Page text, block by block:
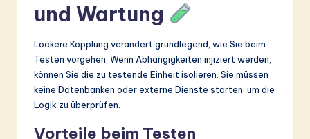
und Wartung
Lockere Kopplung verändert grundlegend, wie Sie beim
Testen vorgehen. Wenn Abhängigkeiten injiziert werden,
können Sie die zu testende Einheit isolieren. Sie müssen
keine Datenbanken oder externe Dienste starten, um die
Logik zu überprüfen.
Vorteile beim Testen